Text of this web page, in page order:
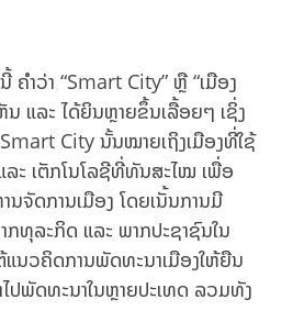
ຄຳວ່າ “Smart City” ຫຼື “ເມືອງ
ນ ແລະ ໄດ້ຍິນຫຼາຍຂຶ້ນເລື້ອຍໆ ເຊິ່ງ
City ນັ້ນໝາຍເຖິງເມືອງທີ່ໃຊ້
ລະ ເຕັກໂນໂລຊີທີ່ທັນສະໄໝ ເພື່ອ
ຈັດການເມືອງ ໂດຍເນັ້ນການມີ
ທຸລະກິດ ແລະ ພາກປະຊາຊົນໃນ
ແນວຄິດການພັດທະນາເມືອງໃຫ້ຍືນ
ປພັດທະນາໃນຫຼາຍປະເທດ ລວມທັງ